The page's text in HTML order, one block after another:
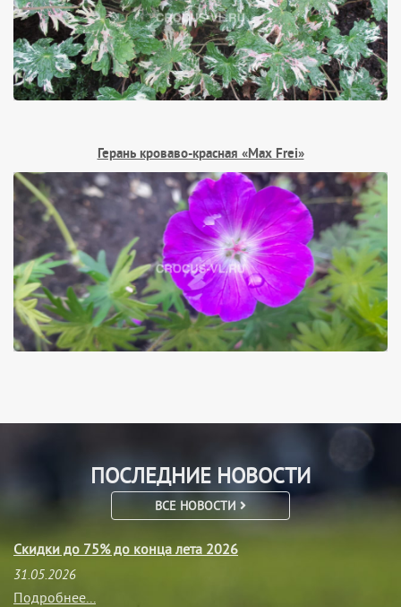
Герань кроваво-красная «Max Frei»
ПОСЛЕДНИЕ НОВОСТИ
ВСЕ НОВОСТИ
Скидки до 75% до конца лета 2026
31.05.2026
Подробнее...